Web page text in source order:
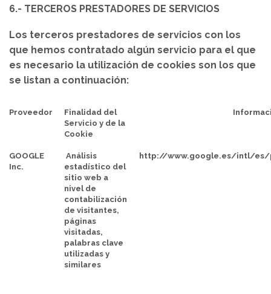
6.- TERCEROS PRESTADORES DE SERVICIOS
Los terceros prestadores de servicios con los
que hemos contratado algún servicio para el que
es necesario la utilización de cookies son los que
se listan a continuación:
Proveedor
Finalidad del
Servicio y de la
Cookie
GOOGLE
Inc.
Análisis
estadístico del
sitio web a
nivel de
contabilización
de visitantes,
páginas
visitadas,
palabras clave
utilizadas y
similares
http://www.google.es/intl/